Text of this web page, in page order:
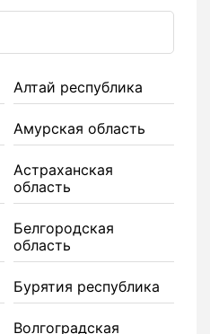
Алтай республика
Амурская область
Астраханская
область
Белгородская
область
Бурятия республика
Волгоградская